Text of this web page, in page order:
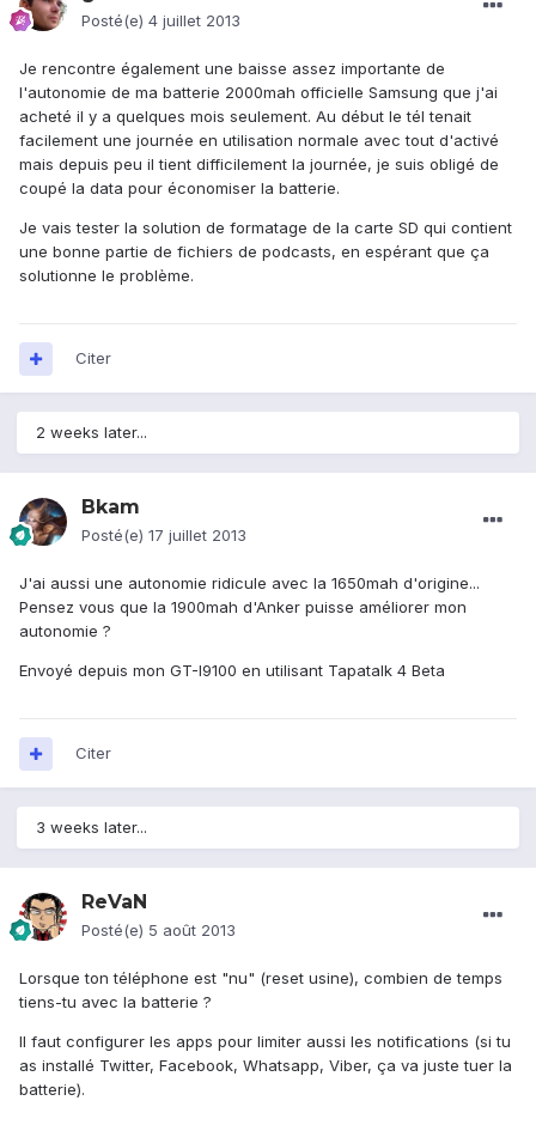
Posté(e) 4 juillet 2013
Je rencontre également une baisse assez importante de
l'autonomie de ma batterie 2000mah officielle Samsung que j'ai
acheté il y a quelques mois seulement. Au début le tél tenait
facilement une journée en utilisation normale avec tout d'activé
mais depuis peu il tient difficilement la journée, je suis obligé de
coupé la data pour économiser la batterie.
Je vais tester la solution de formatage de la carte SD qui contient
une bonne partie de fichiers de podcasts, en espérant que ça
solutionne le problème.
Citer
2 weeks later...
Bkam
Posté(e) 17 juillet 2013
J'ai aussi une autonomie ridicule avec la 1650mah d'origine...
Pensez vous que la 1900mah d'Anker puisse améliorer mon
autonomie ?
Envoyé depuis mon GT-I9100 en utilisant Tapatalk 4 Beta
Citer
3 weeks later...
ReVaN
Posté(e) 5 août 2013
Lorsque ton téléphone est "nu" (reset usine), combien de temps
tiens-tu avec la batterie ?
Il faut configurer les apps pour limiter aussi les notifications (si tu
as installé Twitter, Facebook, Whatsapp, Viber, ça va juste tuer la
batterie).